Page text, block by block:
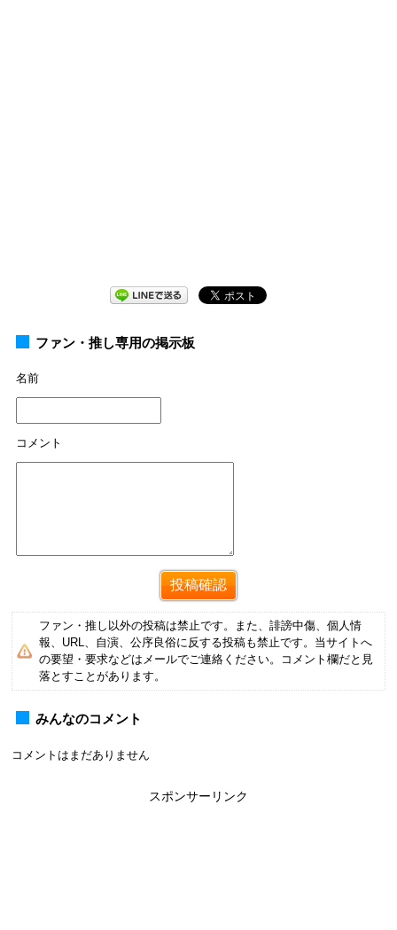
ファン・推し専用の掲示板
名前
コメント
ファン・推し以外の投稿は禁止です。また、誹謗中傷、個人情
報、URL、自演、公序良俗に反する投稿も禁止です。当サイトへ
の要望・要求などはメールでご連絡ください。コメント欄だと見
落とすことがあります。
みんなのコメント
コメントはまだありません
スポンサーリンク